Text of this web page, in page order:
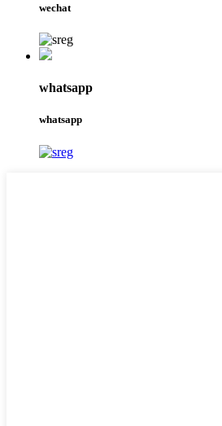
wechat
whatsapp
whatsapp